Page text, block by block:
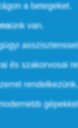
a betegeket.
ünk van.
és szakorvosai